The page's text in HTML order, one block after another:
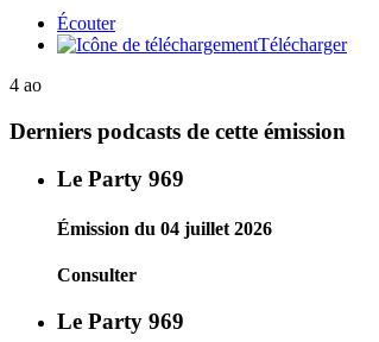
Écouter
Télécharger
4 ao
Derniers podcasts de cette émission
Le Party 969
Émission du 04 juillet 2026
Consulter
Le Party 969